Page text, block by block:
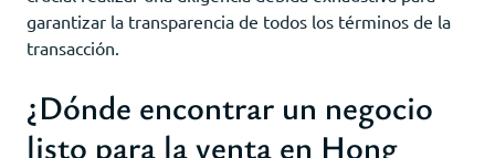
garantizar la transparencia de todos los términos de la
transacción.
¿Dónde encontrar un negocio
listo para la venta en Hong